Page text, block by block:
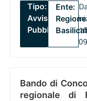
Tipo:
Avviso
Pubblico
Ente:
Regione
Bando di
regionale di